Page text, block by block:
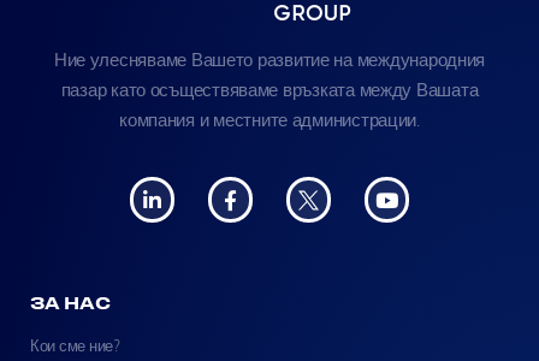
Ние улесняваме Вашето развитие на международния
пазар като осъществяваме връзката между Вашата
компания и местните администрации.
ЗА НАС
Кои сме ние?